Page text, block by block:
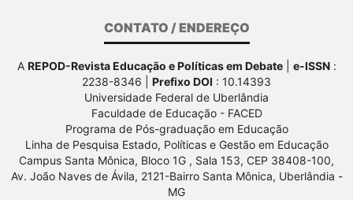
CONTATO / ENDEREÇO
A REPOD-Revista Educação e Políticas em Debate| e-ISSN:
2238-8346 | Prefixo DOI : 10.14393
Universidade Federal de Uberlândia
Faculdade de Educação - FACED
Programa de Pós-graduação em Educação
Linha de Pesquisa Estado, Políticas e Gestão em Educação
Campus Santa Mônica, Bloco 1G , Sala 153, CEP 38408-100,
Av. João Naves de Ávila, 2121-Bairro Santa Mônica, Uberlândia -
MG